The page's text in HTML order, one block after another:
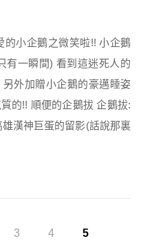
的小企鵝之微笑啦!! 小企鵝
有一瞬間) 看到這迷死人的
外加贈小企鵝的豪邁睡姿
的!! 順便的企鵝拔 企鵝拔:
漢神巨蛋的留影(話說那裏
3 4 5